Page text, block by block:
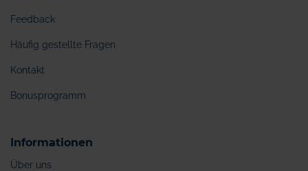
Feedback
Häufig gestellte Fragen
Kontakt
Bonusprogramm
Informationen
Über uns